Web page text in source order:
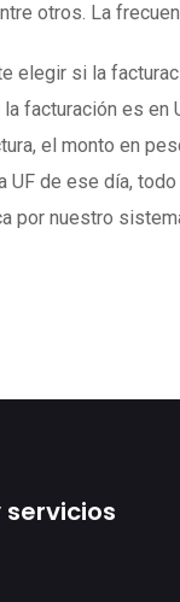
otros. La
elegir si la
facturación es en
el monto en
UF de ese día,
por nuestro